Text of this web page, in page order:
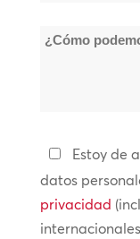
localidades
¿Cómo
Política
de
privacidad
*
Estoy de
datos
privacidad